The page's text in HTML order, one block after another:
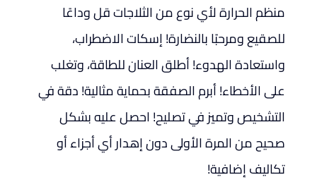
منظم الحرارة لأي نوع من الثلاجات قل وداعًا
للصقيع ومرحبًا بالنضارة! إسكات الاضطراب،
واستعادة الهدوء! أطلق العنان للطاقة، وتغلب
على الأخطاء! أبرم الصفقة بحماية مثالية! دقة في
التشخيص وتميز في تصليح! احصل عليه بشكل
صحيح من المرة الأولى دون إهدار أي أجزاء أو
تكاليف إضافية!